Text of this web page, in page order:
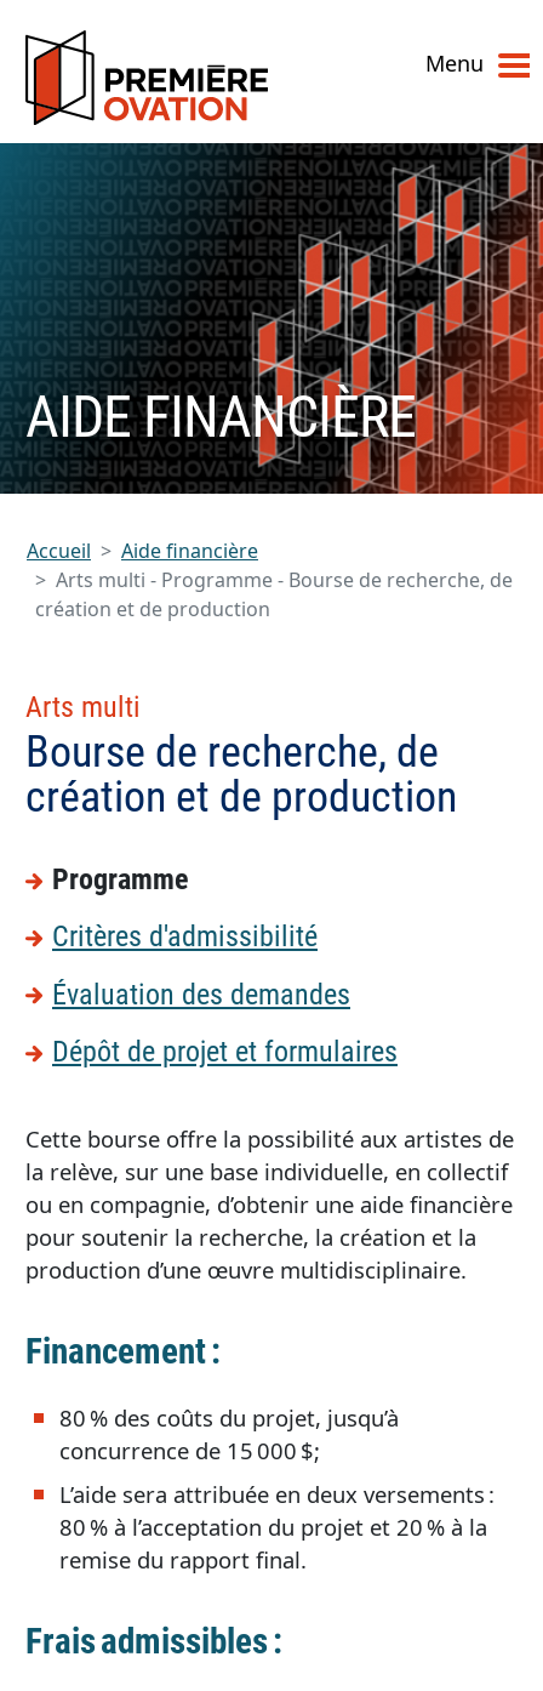
Menu
AIDE FINANCIÈRE
Accueil
Aide financière
Arts multi - Programme - Bourse de recherche, de
création et de production
Arts multi
Bourse de recherche, de
création et de production
Programme
Critères d'admissibilité
Évaluation des demandes
Dépôt de projet et formulaires
Cette bourse offre la possibilité aux artistes de
la relève, sur une base individuelle, en collectif
ou en compagnie, d’obtenir une aide financière
pour soutenir la recherche, la création et la
production d’une œuvre multidisciplinaire.
Financement :
80 % des coûts du projet, jusqu’à
concurrence de 15 000 $;
L’aide sera attribuée en deux versements :
80 % à l’acceptation du projet et 20 % à la
remise du rapport final.
Frais admissibles :